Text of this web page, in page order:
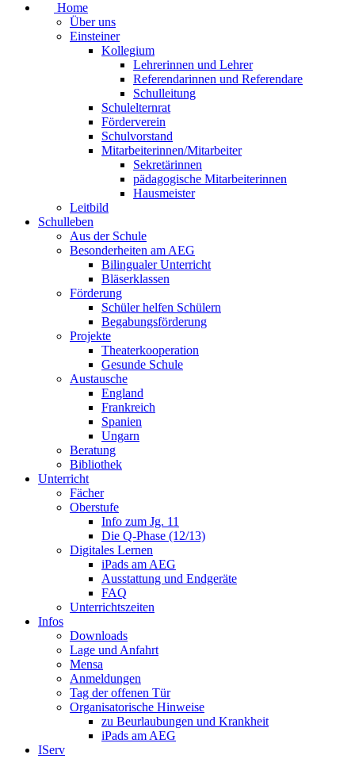
Home
Über uns
Einsteiner
Kollegium
Lehrerinnen und Lehrer
Referendarinnen und Referendare
Schulleitung
Schulelternrat
Förderverein
Schulvorstand
Mitarbeiterinnen/Mitarbeiter
Sekretärinnen
pädagogische Mitarbeiterinnen
Hausmeister
Leitbild
Schulleben
Aus der Schule
Besonderheiten am AEG
Bilingualer Unterricht
Bläserklassen
Förderung
Schüler helfen Schülern
Begabungsförderung
Projekte
Theaterkooperation
Gesunde Schule
Austausche
England
Frankreich
Spanien
Ungarn
Beratung
Bibliothek
Unterricht
Fächer
Oberstufe
Info zum Jg. 11
Die Q-Phase (12/13)
Digitales Lernen
iPads am AEG
Ausstattung und Endgeräte
FAQ
Unterrichtszeiten
Infos
Downloads
Lage und Anfahrt
Mensa
Anmeldungen
Tag der offenen Tür
Organisatorische Hinweise
zu Beurlaubungen und Krankheit
iPads am AEG
IServ